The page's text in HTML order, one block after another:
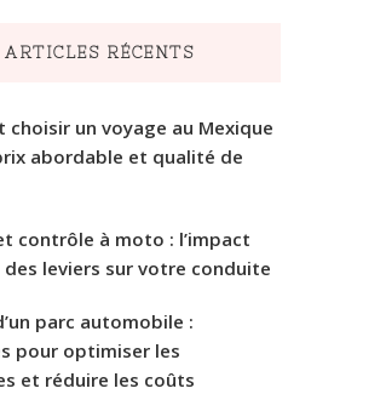
ARTICLES RÉCENTS
choisir un voyage au Mexique
abordable et qualité de
contrôle à moto : l’impact
des leviers sur votre conduite
parc automobile :
pour optimiser les
et réduire les coûts